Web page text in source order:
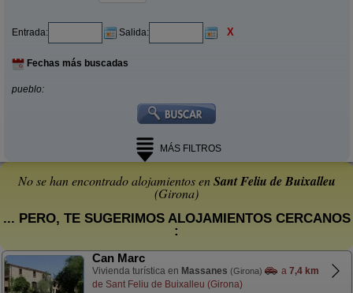
Entrada: Salida: X
Fechas más buscadas
pueblo:
MÁS FILTROS
No se han encontrado alojamientos enSant Feliu de Buixalleu
(Girona)
... PERO, TE SUGERIMOS ALOJAMIENTOS CERCANOS
:
Can Marc
Vivienda turística en Massanes (Girona) a 7,4 km
de Sant Feliu de Buixalleu (Girona)